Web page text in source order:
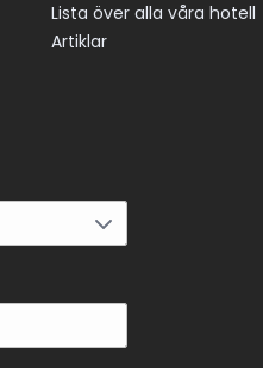
Lista över alla våra hotell
Artiklar